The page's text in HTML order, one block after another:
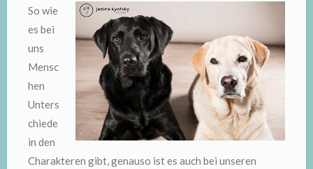
So wie
es bei
uns
Mensc
hen
Unters
chiede
in den
Charakteren gibt, genauso ist es auch bei unseren